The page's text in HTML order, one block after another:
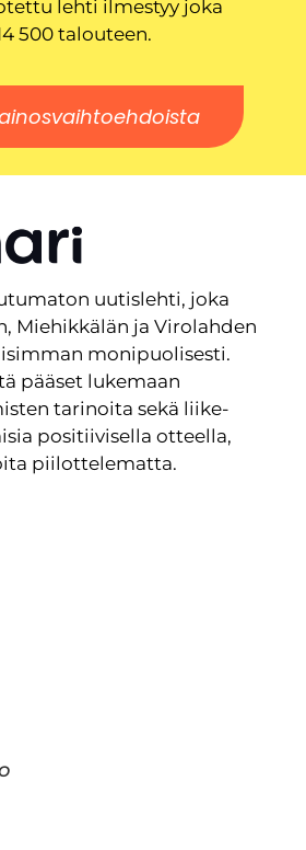
lehti ilmestyy joka
500 talouteen.
uutislehti, joka
Miehikkälän ja Virolahden
monipuolisesti.
pääset lukemaan
tarinoita sekä liike-
positiivisella otteella,
piilottelematta.